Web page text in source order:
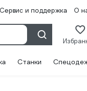
Сервис и поддержка О
Станки